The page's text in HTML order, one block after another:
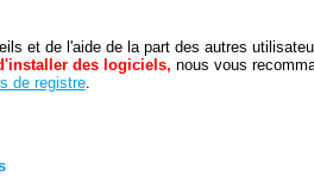
et de l'aide de la part des autres
des logiciels, nous vous
de registre.